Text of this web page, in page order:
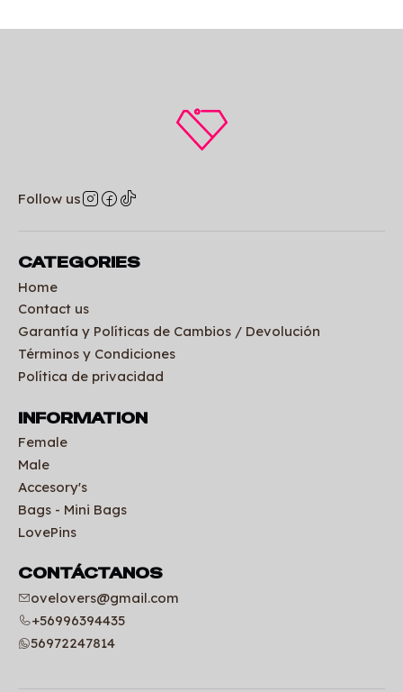
Follow us
CATEGORIES
Home
Contact us
Garantía y Políticas de Cambios / Devolución
Términos y Condiciones
Política de privacidad
INFORMATION
Female
Male
Accesory's
Bags - Mini Bags
LovePins
CONTÁCTANOS
ovelovers@gmail.com
+56996394435
56972247814